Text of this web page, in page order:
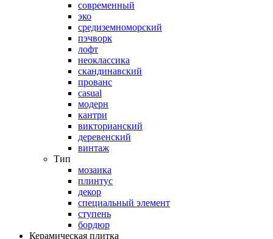
современный
эко
средиземноморский
пэчворк
лофт
неоклассика
скандинавский
прованс
casual
модерн
кантри
викторианский
деревенский
винтаж
Тип
мозаика
плинтус
декор
специальный элемент
ступень
бордюр
Керамическая плитка